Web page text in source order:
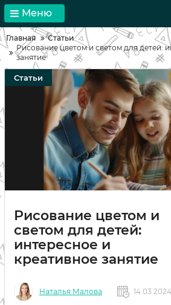
Меню
Главная
Статьи
Рисование цветом и светом для детей:
занятие
Статьи
Рисование цветом и
светом для детей:
интересное и
креативное занятие
Наталья Малова 14 03